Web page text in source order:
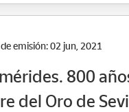
emisión: 02 jun, 2021
800
del Oro de